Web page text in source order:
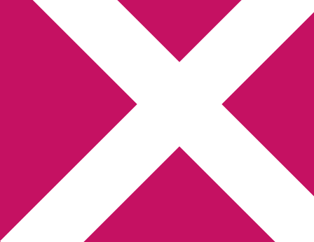
Deckare, kriminalromaner, thrillers
Hem Författarfemman
Webbshop Amazon
Bokbloggsjerka Bloggmaraton
Kriminalroman Min tv-blogg
You are here: Bokbloggsjerka
Bokbloggsjerka 10 – 13
oktober